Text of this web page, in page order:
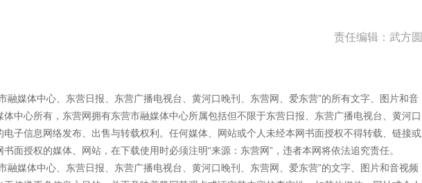
责任编辑：武方圆
融媒体中心、东营日报、东营广播电视台、黄河口晚刊、东营网、爱东营”的所有文字、图片和音
中心所有，东营网拥有东营市融媒体中心所属包括但不限于东营日报、东营广播电视台、黄河口
子信息网络发布、出售与转载权利。任何媒体、网站或个人未经本网书面授权不得转载、链接或
面授权的媒体、网站，在下载使用时必须注明“来源：东营网”，违者本网将依法追究责任。
融媒体中心、东营日报、东营广播电视台、黄河口晚刊、东营网、爱东营”的文字、图片和音视频